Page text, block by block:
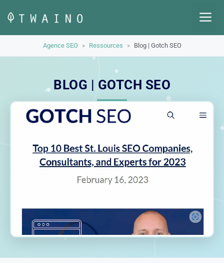
au
contenu
Agence SEO » Ressources » Blog | Gotch SEO
BLOG | GOTCH SEO